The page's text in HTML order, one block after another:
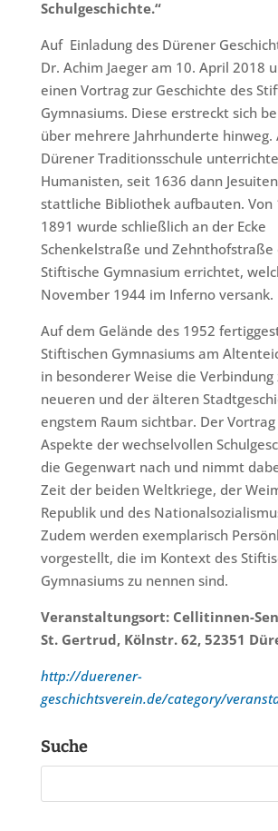
Schulgeschichte.“
Auf Einladung des Dürener
Dr. Achim Jaeger am 10. April 2018
einen Vortrag zur Geschichte des
Gymnasiums. Diese erstreckt sich
über mehrere Jahrhunderte hinweg.
Dürener Traditionsschule
Humanisten, seit 1636 dann
stattliche Bibliothek aufbauten. Von
1891 wurde schließlich an der Ecke
Schenkelstraße und Zehnthofstraße
Stiftische Gymnasium errichtet,
November 1944 im Inferno versank.
Auf dem Gelände des 1952
Stiftischen Gymnasiums am
in besonderer Weise die Verbindung
neueren und der älteren
engstem Raum sichtbar. Der
Aspekte der wechselvollen
die Gegenwart nach und nimmt
Zeit der beiden Weltkriege, der
Republik und des
Zudem werden exemplarisch
vorgestellt, die im Kontext des
Gymnasiums zu nennen sind.
Veranstaltungsort: Cellitinnen-
St. Gertrud, Kölnstr. 62, 52351
http://duerener-
geschichtsverein.de/category/
Suche